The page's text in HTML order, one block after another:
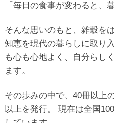
「毎日の食事が変わると、
そんな思いのもと、雑穀を
知恵を現代の暮らしに取り
も心も心地よく、自分らし
ます。
その歩みの中で、40冊以上
以上を発行。 現在は全国